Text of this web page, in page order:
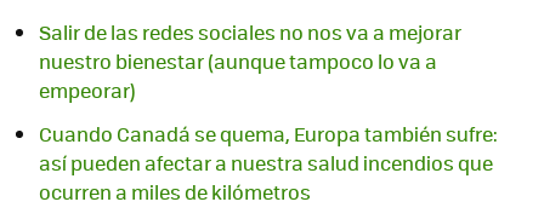
Salir de las redes sociales no nos va a mejorar
nuestro bienestar (aunque tampoco lo va a
empeorar)
Cuando Canadá se quema, Europa también sufre:
así pueden afectar a nuestra salud incendios que
ocurren a miles de kilómetros